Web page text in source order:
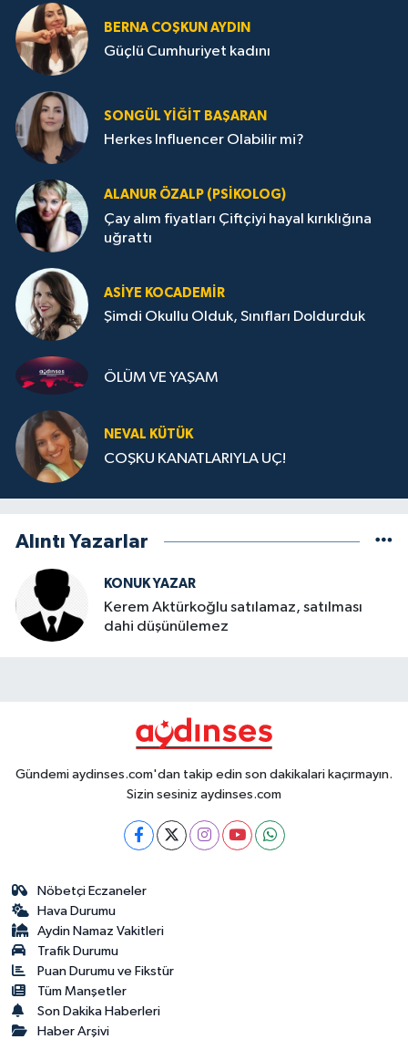
BERNA COŞKUN AYDIN
Güçlü Cumhuriyet kadını
SONGÜL YIĞIT BAŞARAN
Herkes Influencer Olabilir mi?
ALANUR ÖZALP (PSIKOLOG)
Çay alım fiyatları Çiftçiyi hayal kırıklığına
uğrattı
ASIYE KOCADEMİR
Şimdi Okullu Olduk, Sınıfları Doldurduk
ÖLÜM VE YAŞAM
NEVAL KÜTÜK
COŞKU KANATLARIYLA UÇ!
Alıntı Yazarlar
KONUK YAZAR
Kerem Aktürkoğlu satılamaz, satılması
dahi düşünülemez
Gündemi aydinses.com'dan takip edin son dakikalari kaçırmayın.
Sizin sesiniz aydinses.com
Nöbetçi Eczaneler
Hava Durumu
Aydin Namaz Vakitleri
Trafik Durumu
Puan Durumu ve Fikstür
Tüm Manşetler
Son Dakika Haberleri
Haber Arşivi